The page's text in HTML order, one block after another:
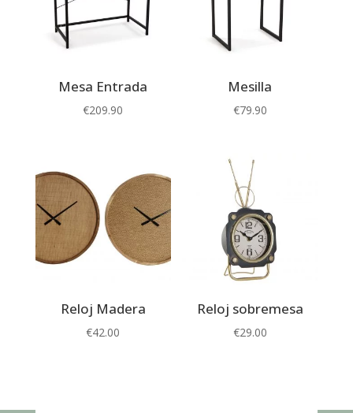
Mesa Entrada
€209.90
Mesilla
€79.90
Reloj Madera
€42.00
Reloj sobremesa
€29.00